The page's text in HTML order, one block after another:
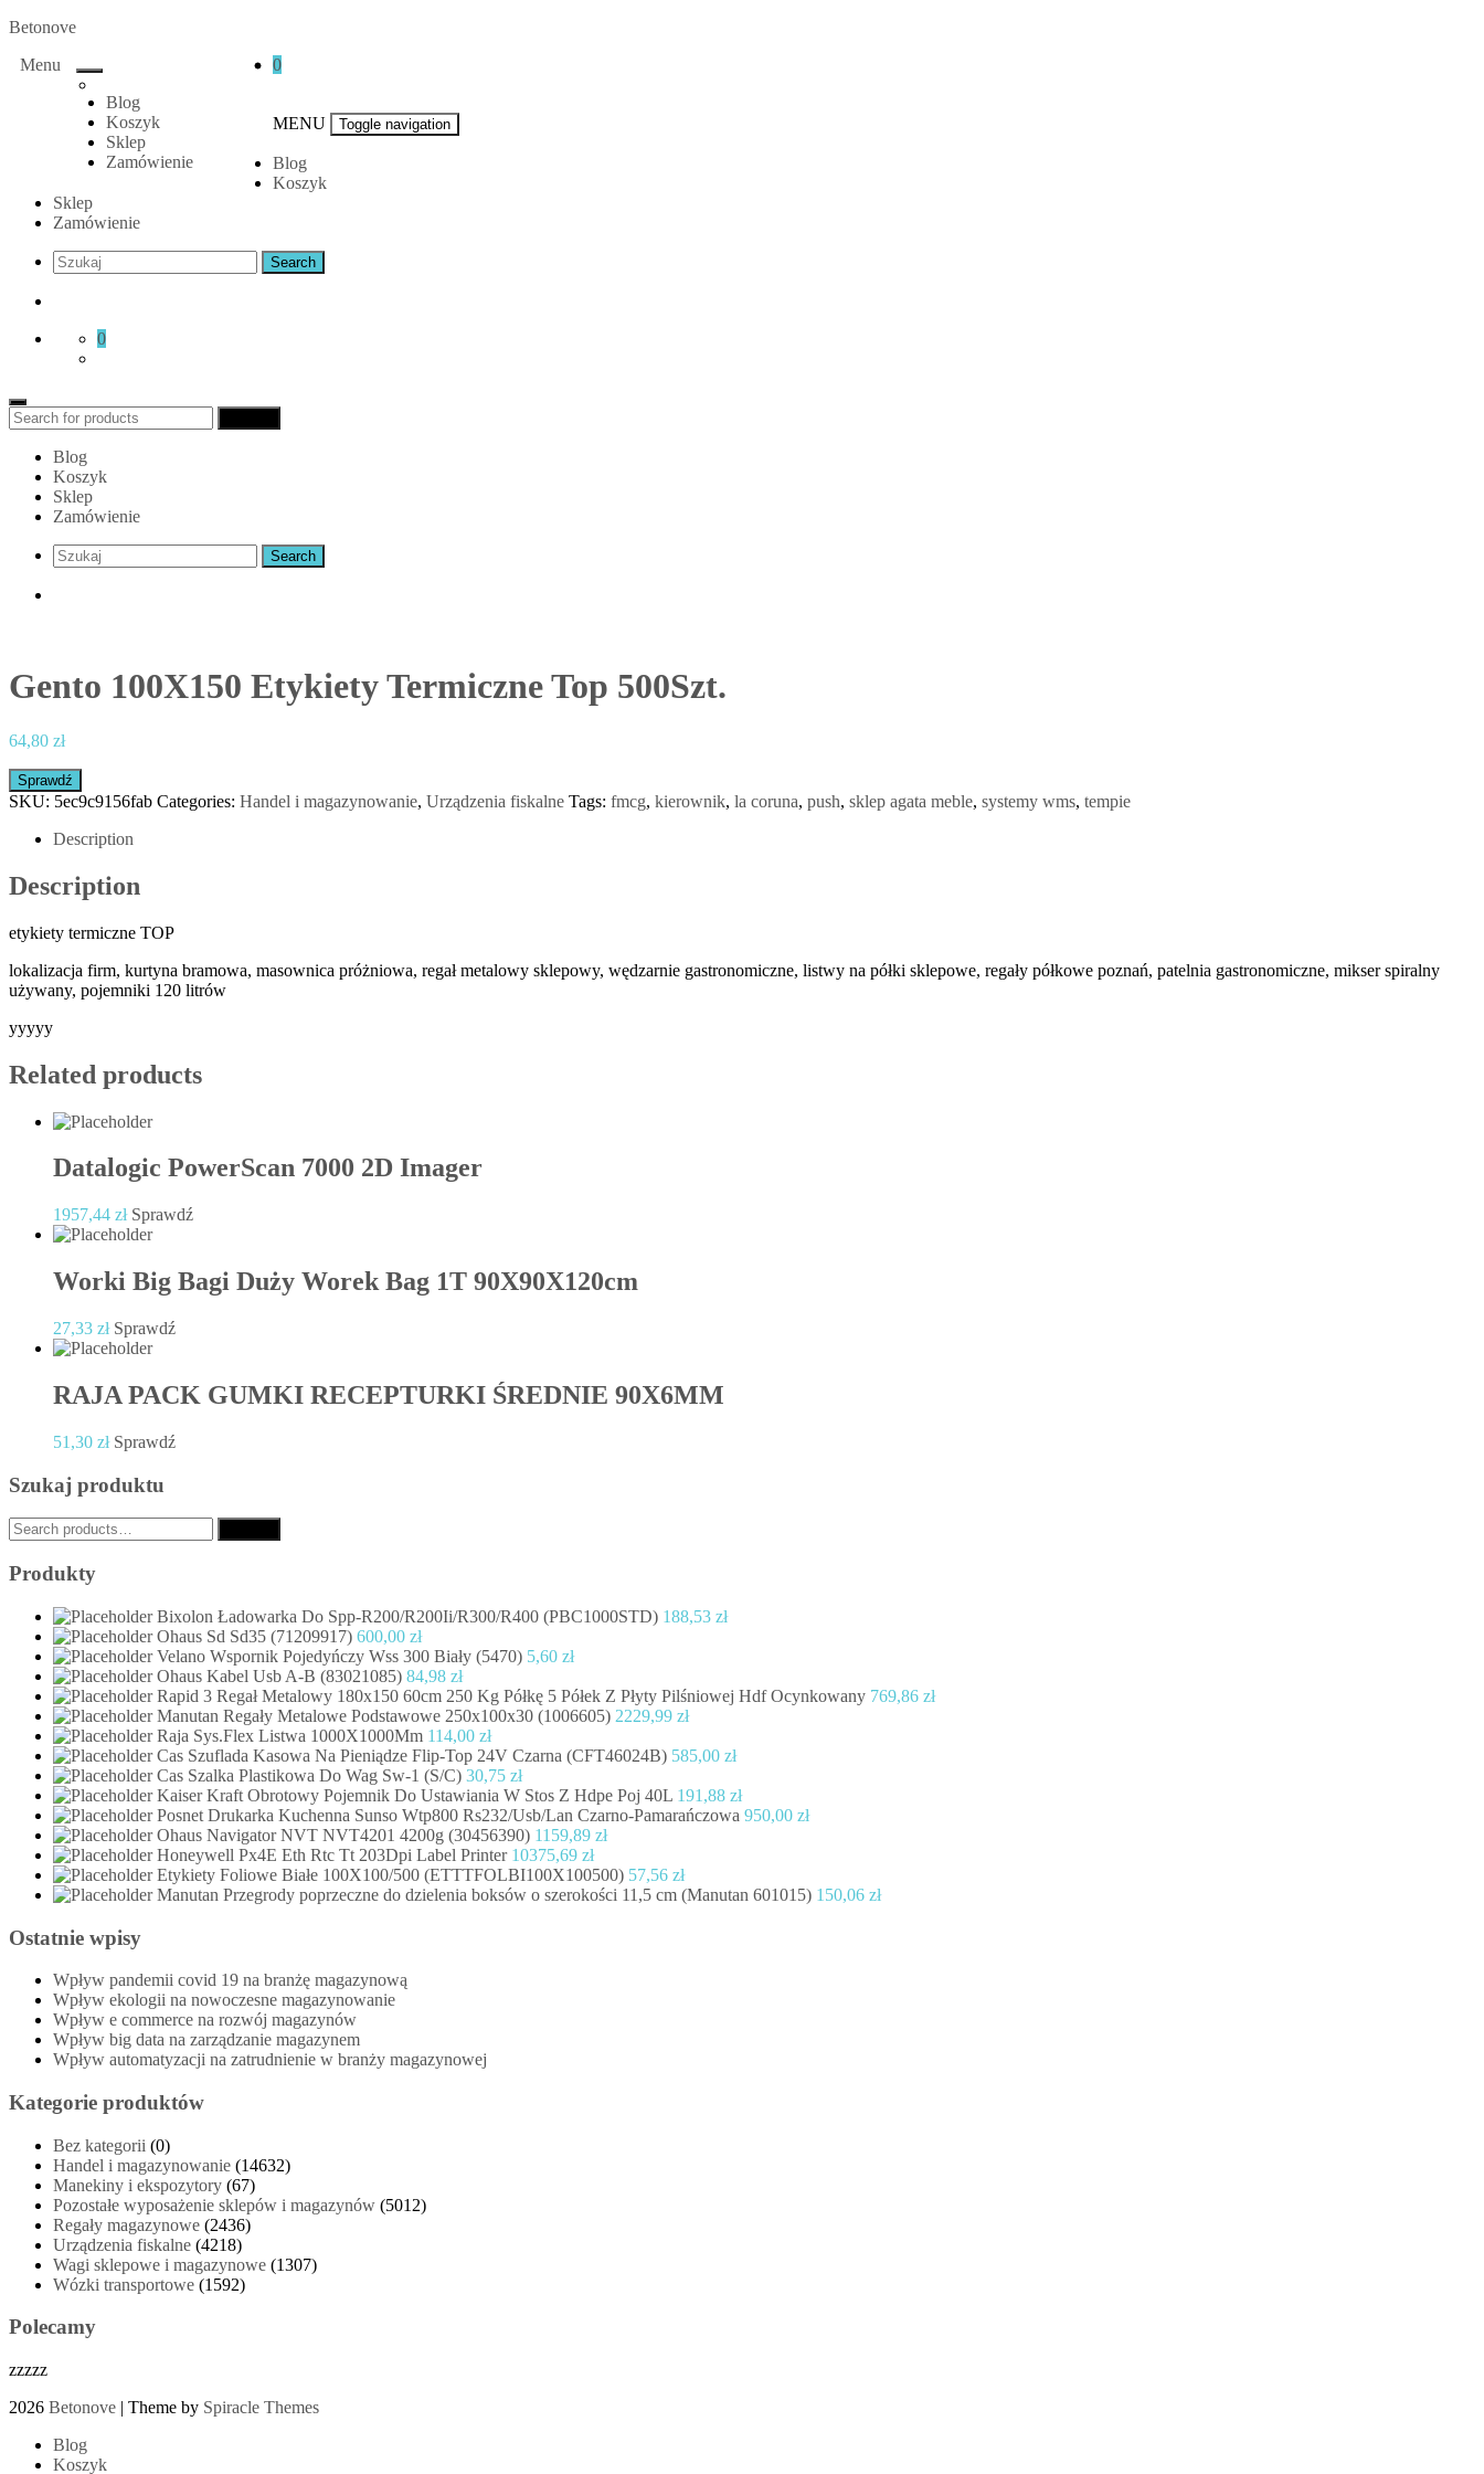
Skip
content
Betonove
Menu
Blog
Koszyk
Sklep
Zamówienie
0
MENU Toggle navigation
Blog
Koszyk
Sklep
Zamówienie
0
Search
for:
Blog
Koszyk
Sklep
Zamówienie
Gento 100X150 Etykiety Termiczne Top 500Szt.
64,80 zł
Sprawdź
SKU: 5ec9c9156fab Categories: Handel i magazynowanie, Urządzenia fiskalne Tags: fmcg, kierownik, la coruna, push, sklep agata meble, systemy wms, tempie
Description
Description
etykiety termiczne TOP
lokalizacja firm, kurtyna bramowa, masownica próżniowa, regał metalowy sklepowy, wędzarnie gastronomiczne, listwy na półki sklepowe, regały półkowe poznań, patelnia gastronomiczne, mikser spiralny
używany, pojemniki 120 litrów
yyyyy
Related products
Datalogic PowerScan 7000 2D Imager
1957,44 zł Sprawdź
Worki Big Bagi Duży Worek Bag 1T 90X90X120cm
27,33 zł Sprawdź
RAJA PACK GUMKI RECEPTURKI ŚREDNIE 90X6MM
51,30 zł Sprawdź
Szukaj produktu
Search
for:
Produkty
Bixolon Ładowarka Do Spp-R200/R200Ii/R300/R400 (PBC1000STD) 188,53 zł
Ohaus Sd Sd35 (71209917) 600,00 zł
Velano Wspornik Pojedyńczy Wss 300 Biały (5470) 5,60 zł
Ohaus Kabel Usb A-B (83021085) 84,98 zł
Rapid 3 Regał Metalowy 180x150 60cm 250 Kg Półkę 5 Półek Z Płyty Pilśniowej Hdf Ocynkowany 769,86 zł
Manutan Regały Metalowe Podstawowe 250x100x30 (1006605) 2229,99 zł
Raja Sys.Flex Listwa 1000X1000Mm 114,00 zł
Cas Szuflada Kasowa Na Pieniądze Flip-Top 24V Czarna (CFT46024B) 585,00 zł
Cas Szalka Plastikowa Do Wag Sw-1 (S/C) 30,75 zł
Kaiser Kraft Obrotowy Pojemnik Do Ustawiania W Stos Z Hdpe Poj 40L 191,88 zł
Posnet Drukarka Kuchenna Sunso Wtp800 Rs232/Usb/Lan Czarno-Pamarańczowa 950,00 zł
Ohaus Navigator NVT NVT4201 4200g (30456390) 1159,89 zł
Honeywell Px4E Eth Rtc Tt 203Dpi Label Printer 10375,69 zł
Etykiety Foliowe Białe 100X100/500 (ETTTFOLBI100X100500) 57,56 zł
Manutan Przegrody poprzeczne do dzielenia boksów o szerokości 11,5 cm (Manutan 601015) 150,06 zł
Ostatnie wpisy
Wpływ pandemii covid 19 na branżę magazynową
Wpływ ekologii na nowoczesne magazynowanie
Wpływ e commerce na rozwój magazynów
Wpływ big data na zarządzanie magazynem
Wpływ automatyzacji na zatrudnienie w branży magazynowej
Kategorie produktów
Bez kategorii (0)
Handel i magazynowanie (14632)
Manekiny i ekspozytory (67)
Pozostałe wyposażenie sklepów i magazynów (5012)
Regały magazynowe (2436)
Urządzenia fiskalne (4218)
Wagi sklepowe i magazynowe (1307)
Wózki transportowe (1592)
Polecamy
zzzzz
2026 Betonove | Theme by Spiracle Themes
Blog
Koszyk